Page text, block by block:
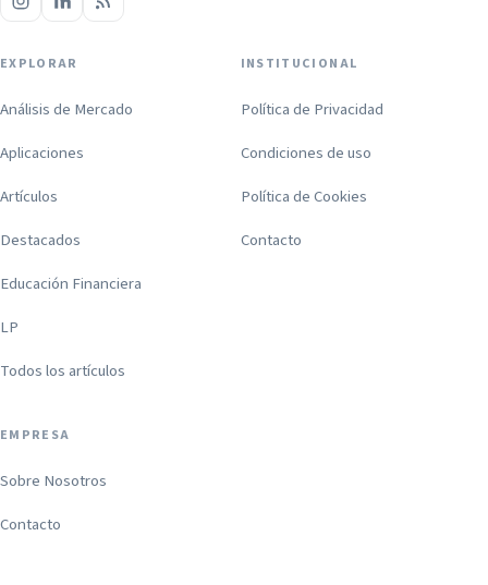
EXPLORAR
Análisis de Mercado
Aplicaciones
Artículos
Destacados
Educación Financiera
LP
Todos los artículos
INSTITUCIONAL
Política de Privacidad
Condiciones de uso
Política de Cookies
Contacto
EMPRESA
Sobre Nosotros
Contacto